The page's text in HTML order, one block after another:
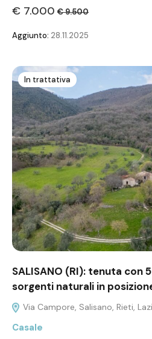
€ 7.000 € 9.500
Aggiunto: 28.11.2025
In trattativa
SALISANO (RI): tenuta
sorgenti naturali in
Via Campore, Salisano, Rieti,
Casale